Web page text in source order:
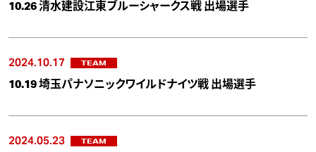
10.26 清水建設江東ブルーシャークス戦 出場選手
2024.10.17 TEAM
10.19 埼玉パナソニックワイルドナイツ戦 出場選手
2024.05.23 TEAM